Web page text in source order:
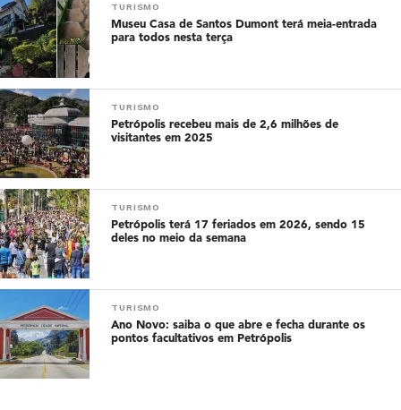
TURISMO
Museu Casa de Santos Dumont terá meia-entrada
para todos nesta terça
TURISMO
Petrópolis recebeu mais de 2,6 milhões de
visitantes em 2025
TURISMO
Petrópolis terá 17 feriados em 2026, sendo 15
deles no meio da semana
TURISMO
Ano Novo: saiba o que abre e fecha durante os
pontos facultativos em Petrópolis